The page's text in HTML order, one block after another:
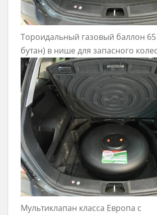
Тороидальный газовый баллон
бутан) в нише для запасного
Мультиклапан класса Европа с